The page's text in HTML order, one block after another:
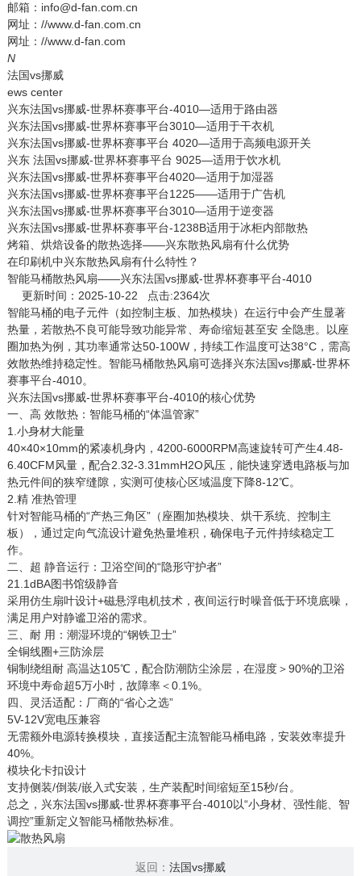
邮箱：info@d-fan.com.cn
网址：//www.d-fan.com.cn
网址：//www.d-fan.com
N
法国vs挪威
ews center
兴东法国vs挪威-世界杯赛事平台-4010—适用于路由器
兴东法国vs挪威-世界杯赛事平台3010—适用于干衣机
兴东法国vs挪威-世界杯赛事平台 4020—适用于高频电源开关
兴东 法国vs挪威-世界杯赛事平台 9025—适用于饮水机
兴东法国vs挪威-世界杯赛事平台4020—适用于加湿器
兴东法国vs挪威-世界杯赛事平台1225——适用于广告机
兴东法国vs挪威-世界杯赛事平台3010—适用于逆变器
兴东法国vs挪威-世界杯赛事平台-1238B适用于冰柜内部散热
烤箱、烘焙设备的散热选择——兴东散热风扇有什么优势
在印刷机中兴东散热风扇有什么特性？
智能马桶散热风扇——兴东法国vs挪威-世界杯赛事平台-4010
更新时间：2025-10-22 点击:2364次
智能马桶的电子元件（如控制主板、加热模块）在运行中会产生显著
热量，若散热不良可能导致功能异常、寿命缩短甚至安 全隐患。以座
圈加热为例，其功率通常达50-100W，持续工作温度可达38°C，需高
效散热维持稳定性。智能马桶散热风扇可选择兴东法国vs挪威-世界杯
赛事平台-4010。
兴东法国vs挪威-世界杯赛事平台-4010的核心优势
一、高 效散热：智能马桶的“体温管家”
1.小身材大能量
40×40×10mm的紧凑机身内，4200-6000RPM高速旋转可产生4.48-
6.40CFM风量，配合2.32-3.31mmH2O风压，能快速穿透电路板与加
热元件间的狭窄缝隙，实测可使核心区域温度下降8-12℃。
2.精 准热管理
针对智能马桶的“产热三角区”（座圈加热模块、烘干系统、控制主
板），通过定向气流设计避免热量堆积，确保电子元件持续稳定工
作。
二、超 静音运行：卫浴空间的“隐形守护者”
21.1dBA图书馆级静音‌
采用仿生扇叶设计+磁悬浮电机技术，夜间运行时噪音低于环境底噪，
满足用户对静谧卫浴的需求。
三、耐 用：潮湿环境的“钢铁卫士”
全铜线圈+三防涂层
铜制绕组耐 高温达105℃，配合防潮防尘涂层，在湿度＞90%的卫浴
环境中寿命超5万小时，故障率＜0.1%。
四、灵活适配：厂商的“省心之选”
5V-12V宽电压兼容
无需额外电源转换模块，直接适配主流智能马桶电路，安装效率提升
40%。
模块化卡扣设计
支持侧装/倒装/嵌入式安装，生产装配时间缩短至15秒/台。
总之，兴东法国vs挪威-世界杯赛事平台-4010以“小身材、强性能、智
调控”重新定义智能马桶散热标准。
返回： 法国vs挪威